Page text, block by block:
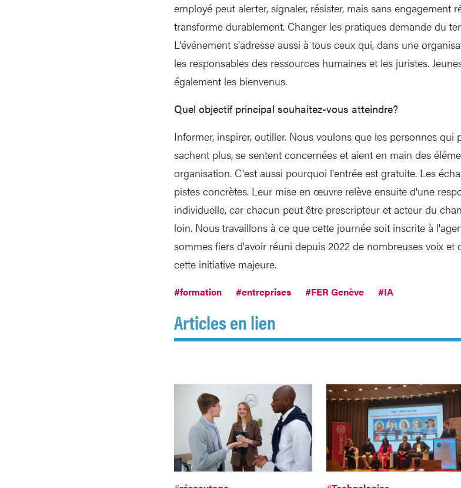
employé peut alerter, signaler, résister, mais sans engagement
transforme durablement. Changer les pratiques demande du
L'événement s'adresse aussi à tous ceux qui, dans une
les responsables des ressources humaines et les juristes.
également les bienvenus.
Quel objectif principal souhaitez-vous atteindre?
Informer, inspirer, outiller. Nous voulons que les personnes qui
sachent plus, se sentent concernées et aient en main des
organisation. C'est aussi pourquoi l'entrée est gratuite. Les
pistes concrètes. Leur mise en œuvre relève ensuite d'une
individuelle, car chacun peut être prescripteur et acteur du
loin. Nous travaillons à ce que cette journée soit inscrite à
sommes fiers d'avoir réuni depuis 2022 de nombreuses voix
cette initiative majeure.
#formation #entreprises #FER Genève #IA
Articles en lien